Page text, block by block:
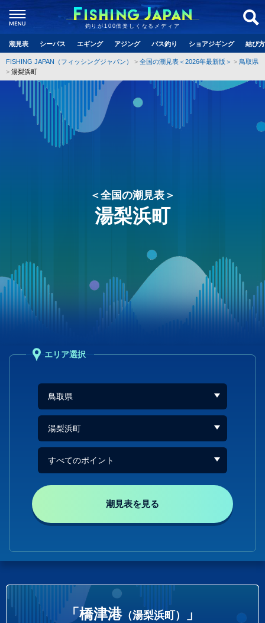
釣りが100倍楽しくなるメディア
潮見表 シーバス エギング アジング バス釣り ショアジギング 結び
FISHING JAPAN（フィッシングジャパン） 全国の潮見表＜2026年最新版＞
鳥取県
湯梨浜町
＜全国の潮見表＞
湯梨浜町
エリア選択
潮見表を見る
「橋津港（湯梨浜町） 」